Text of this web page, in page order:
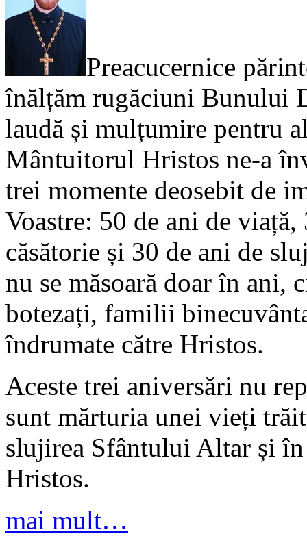
Preacucernice
înălțăm rugăciuni Bunului
laudă și mulțumire pentru
Mântuitorul Hristos ne-a
trei momente deosebit de
Voastre: 50 de ani de
căsătorie și 30 de ani de
nu se măsoară doar în
botezați, familii
îndrumate către Hristos.
Aceste trei aniversări nu
sunt mărturia unei vieți
slujirea Sfântului Altar și
Hristos.
mai mult…